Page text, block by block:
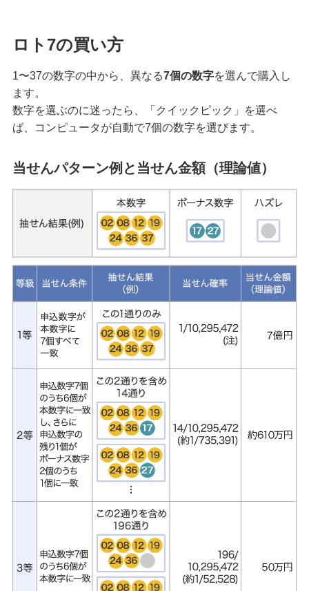
ロト7の買い方
1〜37の数字の中から、異なる7個の数字を選んで購入し
ます。
数字を選ぶのに迷ったら、「クイックピック」を選べ
ば、コンピュータが自動で7個の数字を選びます。
当せんパターン例と当せん金額（理論値）